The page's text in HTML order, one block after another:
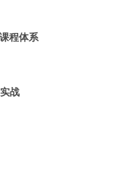
程体系
战